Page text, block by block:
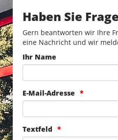
Haben Sie
Gern beantworten wir Ihre
eine Nachricht und wir
Ihr Name
E-Mail-Adresse
Textfeld